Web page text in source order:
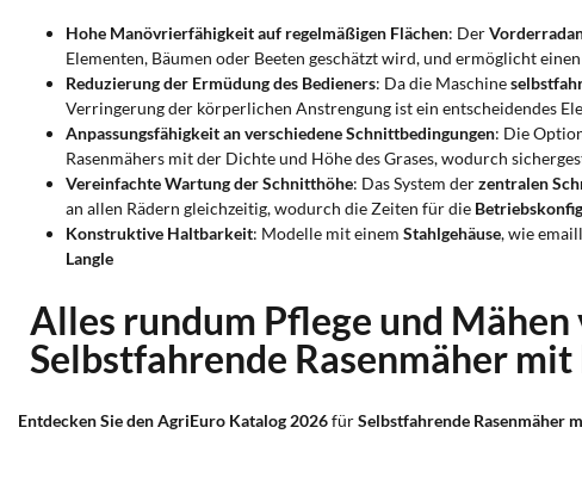
Hohe Manövrierfähigkeit auf regelmäßigen Flächen: Der
Elementen, Bäumen oder Beeten geschätzt wird, und ermöglicht
Reduzierung der Ermüdung des Bedieners: Da die Maschine
Verringerung der körperlichen Anstrengung ist ein entscheidendes
Anpassungsfähigkeit an verschiedene Schnittbedingungen: Die
Rasenmähers mit der Dichte und Höhe des Grases, wodurch
Vereinfachte Wartung der Schnitthöhe: Das System derzentralen
an allen Rädern gleichzeitig, wodurch die Zeiten für die
Konstruktive Haltbarkeit: Modelle mit einem Stahlgehäuse, wie
Langle
Alles rundum Pflege und
Selbstfahrende Rasenmäher
Entdecken Sie den AgriEuro Katalog 2026fürSelbstfahrende Rasenmäher